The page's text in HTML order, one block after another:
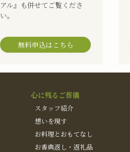
アル』も併せてご覧くださ
い。
無料申込はこちら
心に残るご葬儀
スタッフ紹介
想いを現す
お料理とおもてなし
お香典返し・返礼品